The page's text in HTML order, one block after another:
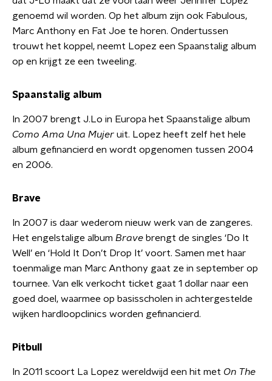
genoemd wil worden. Op het album zijn ook Fabulous,
Marc Anthony en Fat Joe te horen. Ondertussen
trouwt het koppel, neemt Lopez een Spaanstalig album
op en krijgt ze een tweeling.
Spaanstalig album
In 2007 brengt J.Lo in Europa het Spaanstalige album
Como Ama Una Mujer uit. Lopez heeft zelf het hele
album gefinancierd en wordt opgenomen tussen 2004
en 2006.
Brave
In 2007 is daar wederom nieuw werk van de zangeres.
Het engelstalige album Brave brengt de singles ‘Do It
Well’ en ‘Hold It Don’t Drop It’ voort. Samen met haar
toenmalige man Marc Anthony gaat ze in september op
tournee. Van elk verkocht ticket gaat 1 dollar naar een
goed doel, waarmee op basisscholen in achtergestelde
wijken hardloopclinics worden gefinancierd.
Pitbull
In 2011 scoort La Lopez wereldwijd een hit met On The